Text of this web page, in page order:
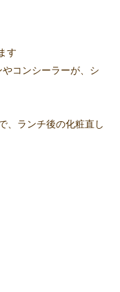
す
コンシーラーが、シ
、ランチ後の化粧直し